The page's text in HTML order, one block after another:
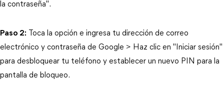
la contraseña".
Paso 2: Toca la opción e ingresa tu dirección de correo
electrónico y contraseña de Google > Haz clic en "Iniciar sesión"
para desbloquear tu teléfono y establecer un nuevo PIN para la
pantalla de bloqueo.